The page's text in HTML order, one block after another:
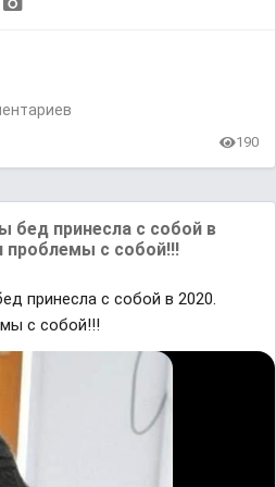
190
бед принесла с собой в
проблемы с собой!!!
принесла с собой в 2020.
с собой!!!